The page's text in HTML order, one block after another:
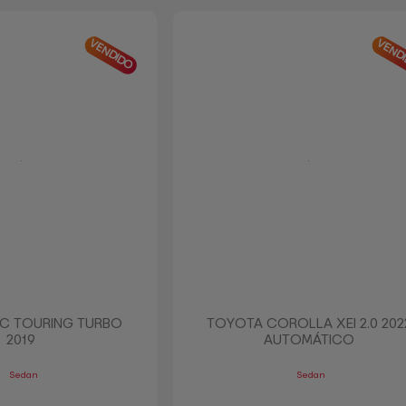
VENDIDO
TOURING TURBO
2019
Sedan
TOYOTA COROLLA XEI 2.0
AUTOMÁTICO
Sedan